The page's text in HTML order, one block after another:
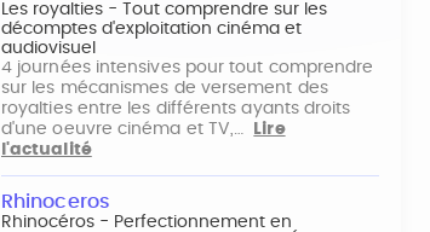
Les royalties - Tout comprendre sur les
décomptes d'exploitation cinéma et
audiovisuel
4 journées intensives pour tout comprendre
sur les mécanismes de versement des
royalties entre les différents ayants droits
d'une oeuvre cinéma et TV,…
Lire
l'actualité
Rhinoceros
Rhinocéros - Perfectionnement en